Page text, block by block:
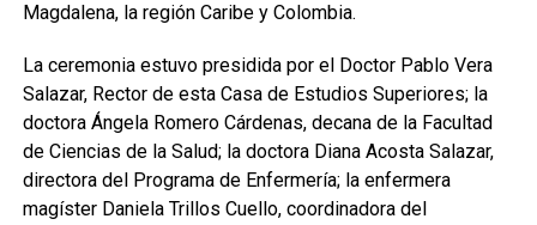
Magdalena, la región Caribe y Colombia.
La ceremonia estuvo presidida por el Doctor Pablo Vera
Salazar, Rector de esta Casa de Estudios Superiores; la
doctora Ángela Romero Cárdenas, decana de la Facultad
de Ciencias de la Salud; la doctora Diana Acosta Salazar,
directora del Programa de Enfermería; la enfermera
magíster Daniela Trillos Cuello, coordinadora del